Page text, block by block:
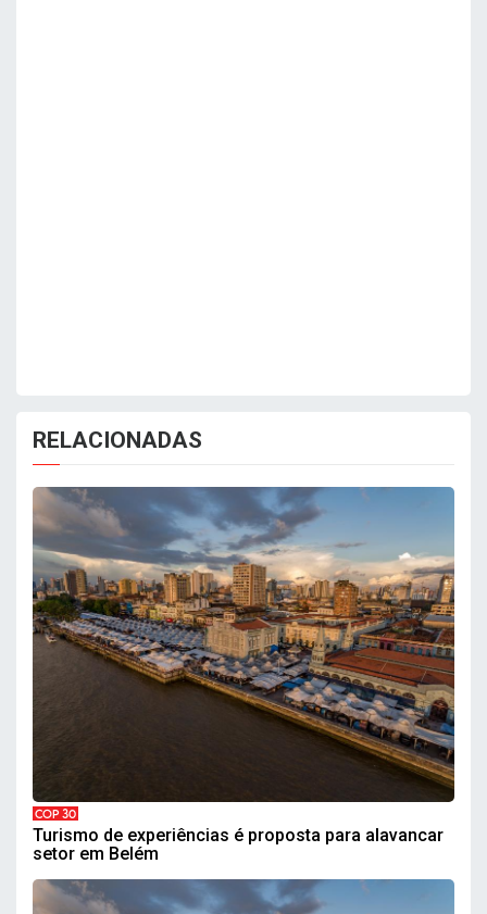
RELACIONADAS
COP 30
Turismo de experiências é proposta para alavancar
setor em Belém